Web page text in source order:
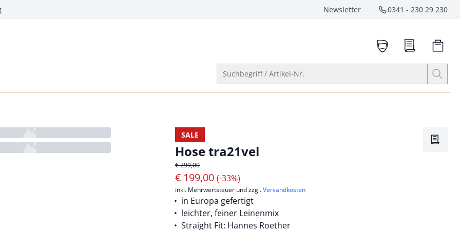
Newsletter Service-
0341 - 230 29 230
anrufen
Suchbegriff / Artikel-Nr.
SALE
Hose tra21vel
€ 299,00
€ 199,00(-33%)
inkl. Mehrwertsteuer und zzgl.Versandkosten
in Europa gefertigt
leichter, feiner Leinenmix
Straight Fit: Hannes Roether